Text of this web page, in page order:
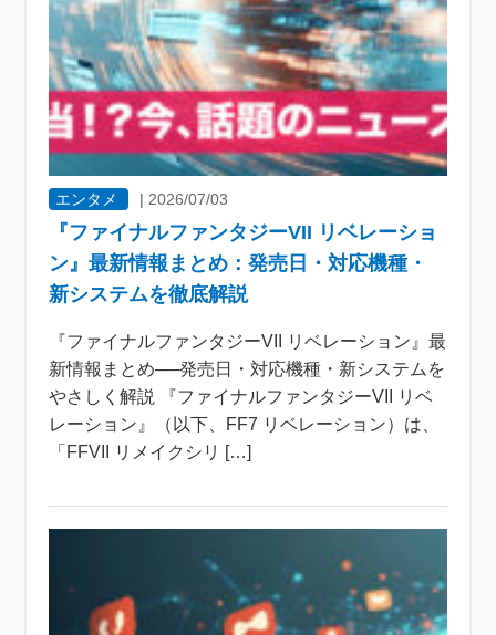
エンタメ |2026/07/03
『ファイナルファンタジーVII リベレーショ
ン』最新情報まとめ：発売日・対応機種・
新システムを徹底解説
『ファイナルファンタジーVII リベレーション』最
新情報まとめ──発売日・対応機種・新システムを
やさしく解説 『ファイナルファンタジーVII リベ
レーション』（以下、FF7 リベレーション）は、
「FFVII リメイクシリ […]